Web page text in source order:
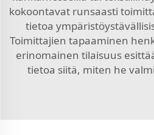
kokoontavat runsaasti
tietoa
Toimittajien tapaaminen
erinomainen tilaisuus
tietoa siitä, miten he